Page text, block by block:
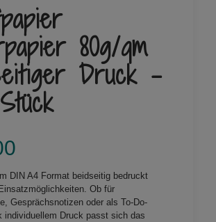
80g/qm
Druck –
DIN A4 Format beidseitig bedruckt
Ob für
Gesprächsnotizen oder als To-Do-
individuellem Druck passt sich das